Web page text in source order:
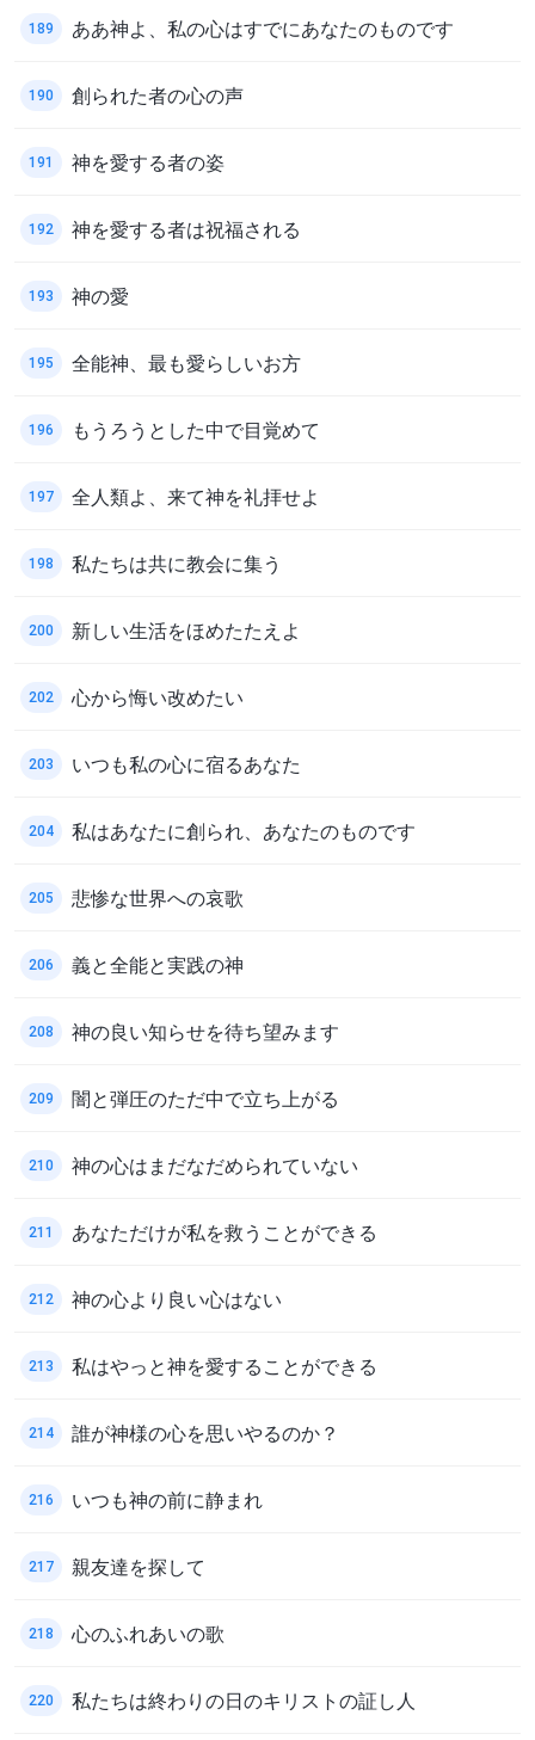
189 ああ神よ、私の心はすでにあなたのものです
190 創られた者の心の声
191 神を愛する者の姿
192 神を愛する者は祝福される
193 神の愛
195 全能神、最も愛らしいお方
196 もうろうとした中で目覚めて
197 全人類よ、来て神を礼拝せよ
198 私たちは共に教会に集う
200 新しい生活をほめたたえよ
202 心から悔い改めたい
203 いつも私の心に宿るあなた
204 私はあなたに創られ、あなたのものです
205 悲惨な世界への哀歌
206 義と全能と実践の神
208 神の良い知らせを待ち望みます
209 闇と弾圧のただ中で立ち上がる
210 神の心はまだなだめられていない
211 あなただけが私を救うことができる
212 神の心より良い心はない
213 私はやっと神を愛することができる
214 誰が神様の心を思いやるのか？
216 いつも神の前に静まれ
217 親友達を探して
218 心のふれあいの歌
220 私たちは終わりの日のキリストの証し人